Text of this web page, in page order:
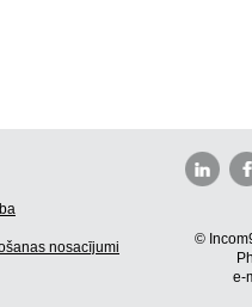
nosacījumi
©
e-